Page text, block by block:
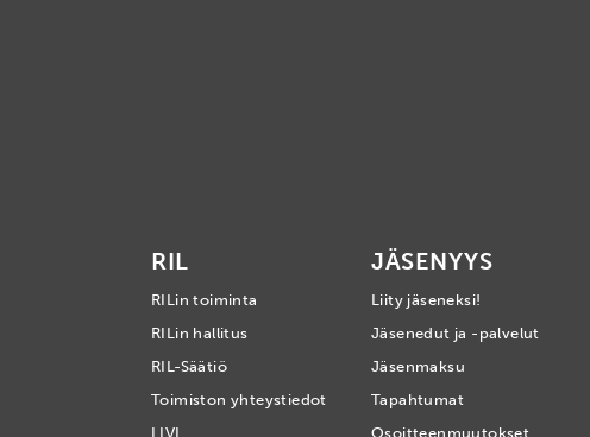
RIL
RILin toiminta
RILin hallitus
RIL-Säätiö
Toimiston yhteystiedot
LIVI
JÄSENYYS
Liity jäseneksi!
Jäsenedut ja -palvelut
Jäsenmaksu
Tapahtumat
Osoitteenmuutokset